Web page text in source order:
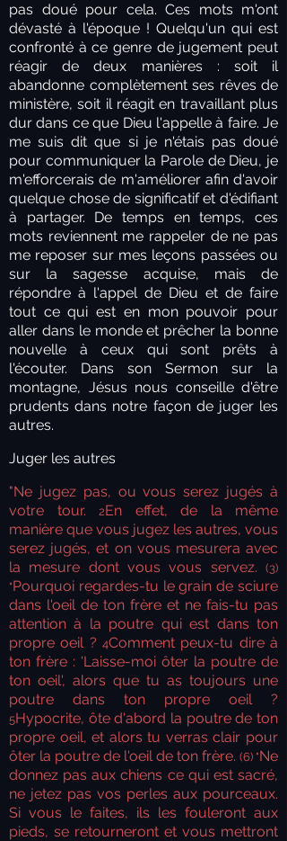
pas doué pour cela. Ces mots m'ont
dévasté à l'époque ! Quelqu'un qui est
confronté à ce genre de jugement peut
réagir de deux manières : soit il
abandonne complètement ses rêves de
ministère, soit il réagit en travaillant plus
dur dans ce que Dieu l'appelle à faire. Je
me suis dit que si je n'étais pas doué
pour communiquer la Parole de Dieu, je
m'efforcerais de m'améliorer afin d'avoir
quelque chose de significatif et d'édifiant
à partager. De temps en temps, ces
mots reviennent me rappeler de ne pas
me reposer sur mes leçons passées ou
sur la sagesse acquise, mais de
répondre à l'appel de Dieu et de faire
tout ce qui est en mon pouvoir pour
aller dans le monde et prêcher la bonne
nouvelle à ceux qui sont prêts à
l'écouter. Dans son Sermon sur la
montagne, Jésus nous conseille d'être
prudents dans notre façon de juger les
autres.
Juger les autres
"Ne jugez pas, ou vous serez jugés à
votre tour. 2En effet, de la même
manière que vous jugez les autres, vous
serez jugés, et on vous mesurera avec
la mesure dont vous vous servez. (3)
"Pourquoi regardes-tu le grain de sciure
dans l'oeil de ton frère et ne fais-tu pas
attention à la poutre qui est dans ton
propre oeil ? 4Comment peux-tu dire à
ton frère : 'Laisse-moi ôter la poutre de
ton oeil', alors que tu as toujours une
poutre dans ton propre oeil ?
5Hypocrite, ôte d'abord la poutre de ton
propre oeil, et alors tu verras clair pour
ôter la poutre de l'oeil de ton frère. (6) "Ne
donnez pas aux chiens ce qui est sacré,
ne jetez pas vos perles aux pourceaux.
Si vous le faites, ils les fouleront aux
pieds, se retourneront et vous mettront